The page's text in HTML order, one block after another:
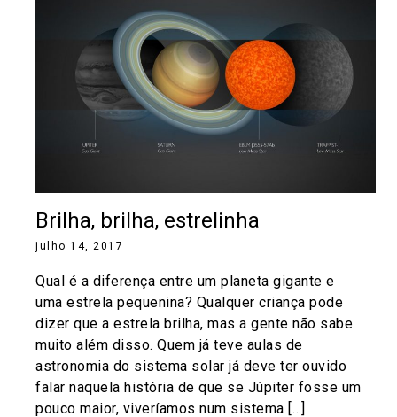
Brilha, brilha, estrelinha
julho 14, 2017
Qual é a diferença entre um planeta gigante e
uma estrela pequenina? Qualquer criança pode
dizer que a estrela brilha, mas a gente não sabe
muito além disso. Quem já teve aulas de
astronomia do sistema solar já deve ter ouvido
falar naquela história de que se Júpiter fosse um
pouco maior, viveríamos num sistema […]